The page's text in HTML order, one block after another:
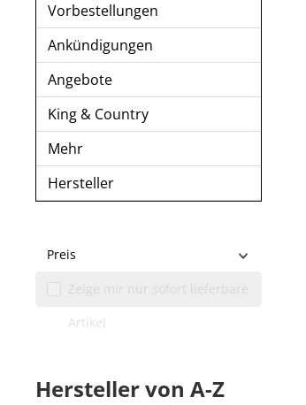
Vorbestellungen
Ankündigungen
Angebote
King & Country
Mehr
Hersteller
Preis
Zeige mir nur sofort lieferbare
Artikel
Hersteller von A-Z